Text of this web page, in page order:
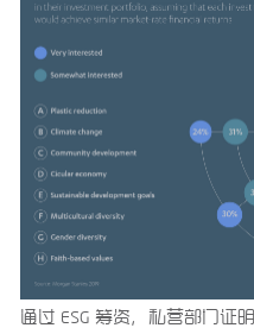
通过 ESG 筹资，私营部门证